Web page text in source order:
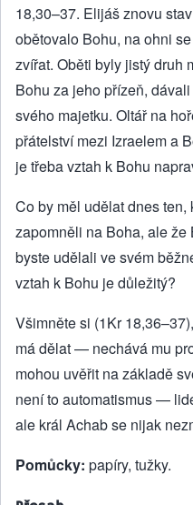
18,30–37. Elijáš znovu
obětovalo Bohu, na ohni
zvířat. Oběti byly jistý druh
Bohu za jeho přízeň,
svého majetku. Oltář na
přátelství mezi Izraelem a
je třeba vztah k Bohu
Co by měl udělat dnes
zapomněli na Boha, ale
byste udělali ve svém
vztah k Bohu je důležitý?
Všimněte si (1Kr
má dělat — nechává mu
mohou uvěřit na základě
není to automatismus —
ale král Achab se nijak
Pomůcky: papíry, tužky.